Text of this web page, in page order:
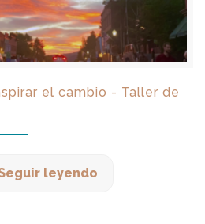
el cambio - Taller de
leyendo